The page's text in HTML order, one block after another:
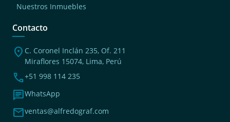
Nuestros Inmuebles
Contacto
location_on C. Coronel Inclán 235, Of. 211
Miraflores 15074, Lima, Perú
phone+51 998 114 235
chatWhatsApp
mailventas@alfredograf.com